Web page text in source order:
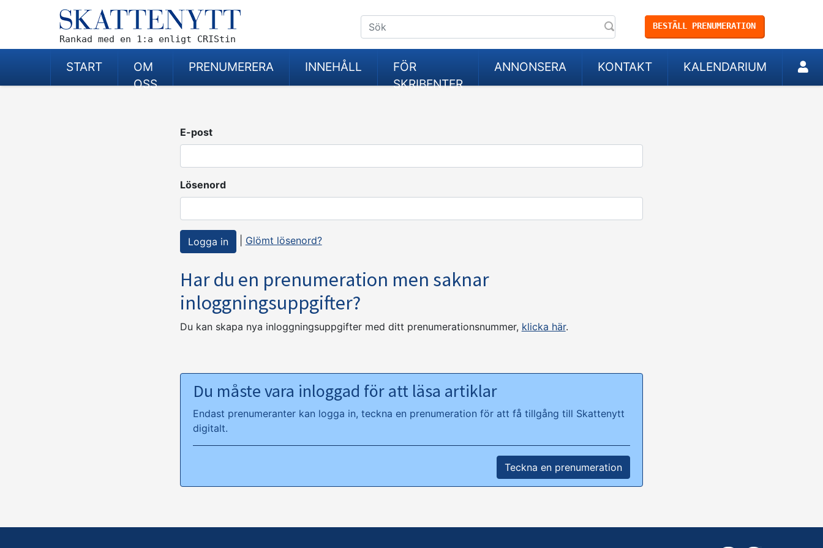
Rankad med en 1:a enligt CRIStin
BESTÄLL PRENUMERATION
START
OM
OSS
PRENUMERERA INNEHÅLL
FÖR
SKRIBENTER
ANNONSERA KONTAKT KALENDARIUM
E-post
Lösenord
Glömt lösenord?
Har du en prenumeration men saknar
inloggningsuppgifter?
Du kan skapa nya inloggningsuppgifter med ditt prenumerationsnummer, klicka här.
Du måste vara inloggad för att läsa artiklar
Endast prenumeranter kan logga in, teckna en prenumeration för att få tillgång till Skattenytt
digitalt.
Teckna en prenumeration